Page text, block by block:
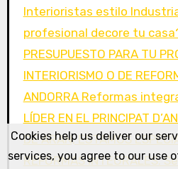
Cookies help us deliver our
services, you agree to our use